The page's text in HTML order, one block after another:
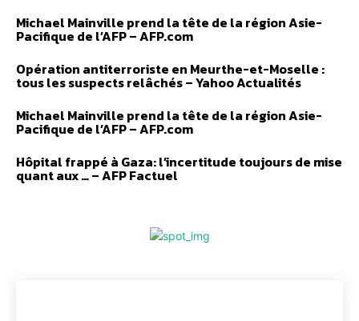
Michael Mainville prend la tête de la région Asie-
Pacifique de l’AFP – AFP.com
Opération antiterroriste en Meurthe-et-Moselle :
tous les suspects relâchés – Yahoo Actualités
Michael Mainville prend la tête de la région Asie-
Pacifique de l’AFP – AFP.com
Hôpital frappé à Gaza: l’incertitude toujours de mise
quant aux … – AFP Factuel